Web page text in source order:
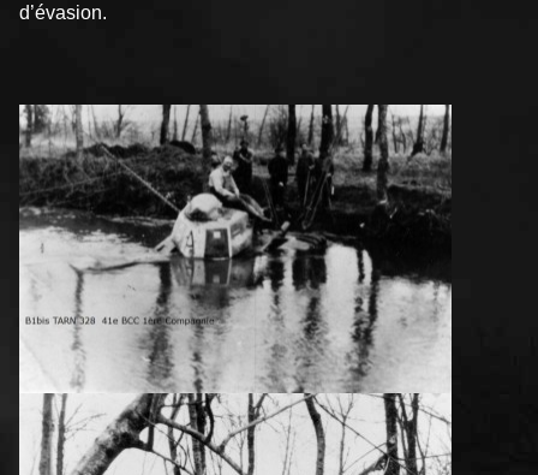
d’évasion.